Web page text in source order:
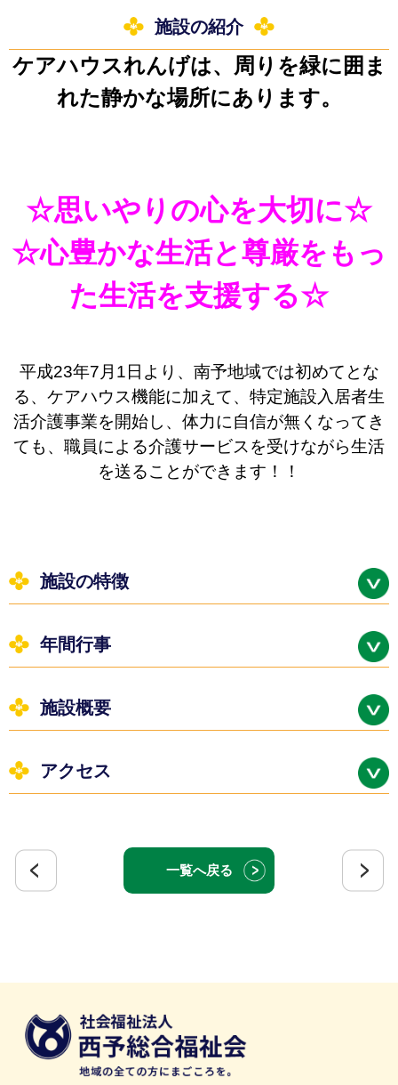
施設の紹介
ケアハウスれんげは、周りを緑に囲ま
れた静かな場所にあります。
☆思いやりの心を大切に☆
☆心豊かな生活と尊厳をもっ
た生活を支援する☆
平成23年7月1日より、南予地域では初めてとな
る、ケアハウス機能に加えて、特定施設入居者生
活介護事業を開始し、体力に自信が無くなってき
ても、職員による介護サービスを受けながら生活
を送ることができます！！
施設の特徴
年間行事
施設概要
アクセス
一覧へ戻る